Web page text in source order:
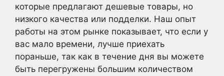
которые предлагают дешевые товары, но
низкого качества или подделки. Наш опыт
работы на этом рынке показывает, что если у
вас мало времени, лучше приехать
пораньше, так как в течение дня вы можете
быть перегружены большим количеством